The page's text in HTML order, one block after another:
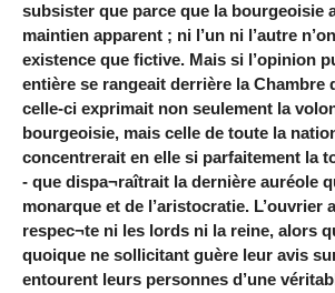
subsister que parce que la bourgeoisie
maintien apparent ; ni l’un ni l’autre
existence que fictive. Mais si l’opinion
entière se rangeait derrière la Chambre
celle-ci exprimait non seulement la
bourgeoisie, mais celle de toute la
concentrerait en elle si parfaitement la
- que dispa¬raîtrait la dernière auréole
monarque et de l’aristocratie. L’ouvrier
respec¬te ni les lords ni la reine, alors
quoique ne sollicitant guère leur avis
entourent leurs personnes d’une